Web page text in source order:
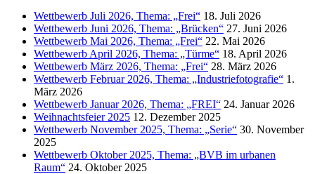
Wettbewerb Juli 2026, Thema: „Frei“ 18. Juli 2026
Wettbewerb Juni 2026, Thema: „Brücken“ 27. Juni 2026
Wettbewerb Mai 2026, Thema: „Frei“ 22. Mai 2026
Wettbewerb April 2026, Thema: „Türme“ 18. April 2026
Wettbewerb März 2026, Thema: „Frei“ 28. März 2026
Wettbewerb Februar 2026, Thema: „Industriefotografie“ 1.
März 2026
Wettbewerb Januar 2026, Thema: „FREI“ 24. Januar 2026
Weihnachtsfeier 2025 12. Dezember 2025
Wettbewerb November 2025, Thema: „Serie“ 30. November
2025
Wettbewerb Oktober 2025, Thema: „BVB im urbanen
Raum“ 24. Oktober 2025